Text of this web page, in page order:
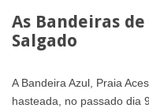
As Bandeiras
Salgado
A Bandeira Azul, Praia
hasteada, no passado dia